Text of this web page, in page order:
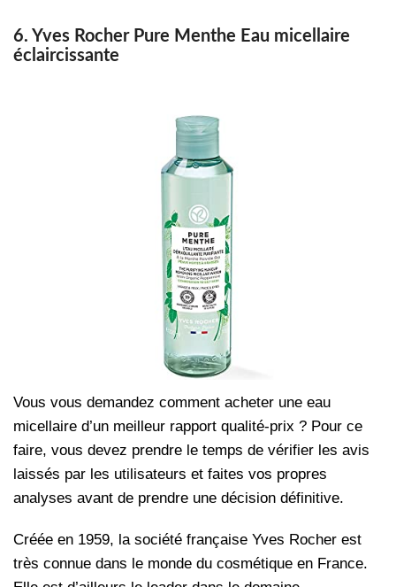
6. Yves Rocher Pure Menthe Eau micellaire
éclaircissante
Vous vous demandez comment acheter une eau
micellaire d’un meilleur rapport qualité-prix ? Pour ce
faire, vous devez prendre le temps de vérifier les avis
laissés par les utilisateurs et faites vos propres
analyses avant de prendre une décision définitive.
Créée en 1959, la société française Yves Rocher est
très connue dans le monde du cosmétique en France.